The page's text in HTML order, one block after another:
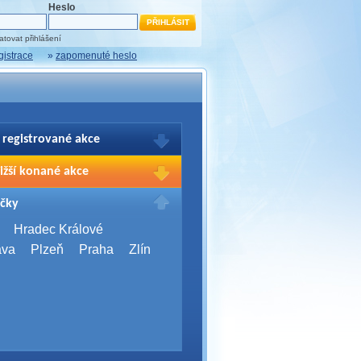
Heslo
přihlášení
» zapomenuté heslo
registrované akce
Vašich registrací na akce
přihlašte.
konané akce
2026
Brno
Server Bootcamp 2026
Hradec Králové
Plzeň Praha Zlín